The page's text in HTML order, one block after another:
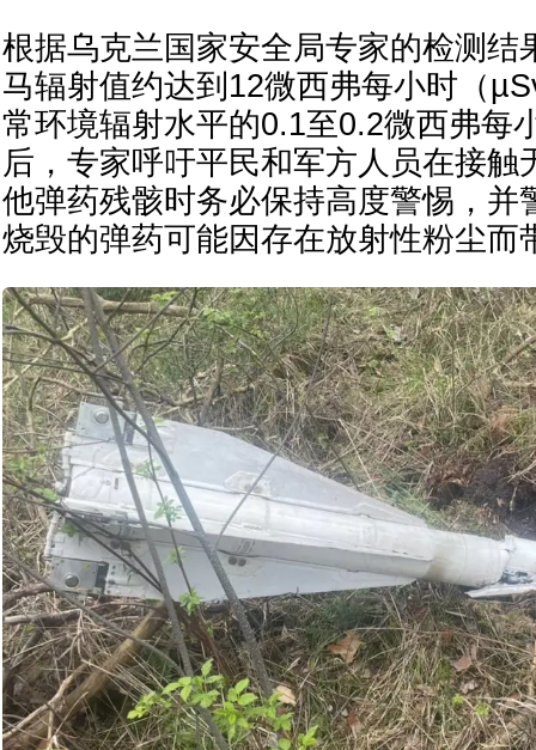
根据乌克兰国家安全局专家的检测结
马辐射值约达到12微西弗每小时（
常环境辐射水平的0.1至0.2微西弗每
后，专家呼吁平民和军方人员在接触
他弹药残骸时务必保持高度警惕，并
烧毁的弹药可能因存在放射性粉尘而